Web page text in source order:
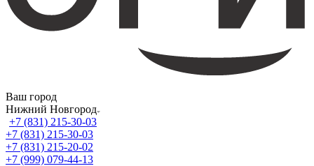
Ваш город
Нижний Новгород
+7 (831) 215-30-03
+7 (831) 215-30-03
+7 (831) 215-20-02
+7 (999) 079-44-13